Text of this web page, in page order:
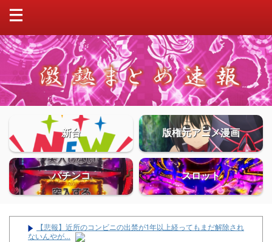
新台 版権元アニメ漫画
パチンコ スロット
【悲報】近所のコンビニの出禁が1年以上経ってもまだ解除され
ないんやが…